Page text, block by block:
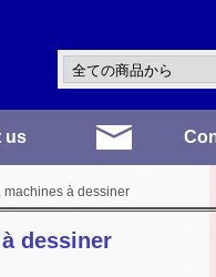
us
machines à dessiner
dessiner